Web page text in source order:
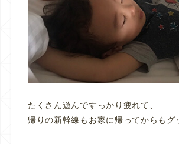
たくさん遊んですっかり疲れて、
帰りの新幹線もお家に帰ってからもグ